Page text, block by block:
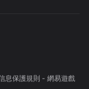
息保護規則 - 網易遊戲